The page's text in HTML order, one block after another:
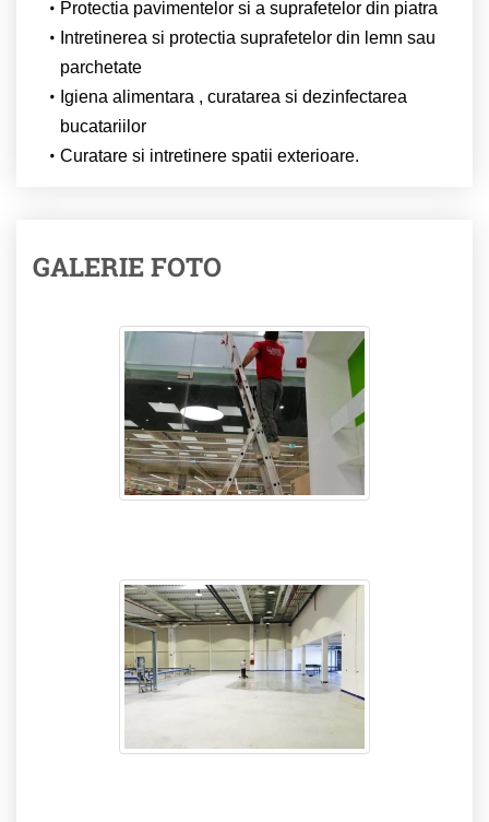
Protectia pavimentelor si a suprafetelor din piatra
Intretinerea si protectia suprafetelor din lemn sau
parchetate
Igiena alimentara , curatarea si dezinfectarea
bucatariilor
Curatare si intretinere spatii exterioare.
GALERIE FOTO